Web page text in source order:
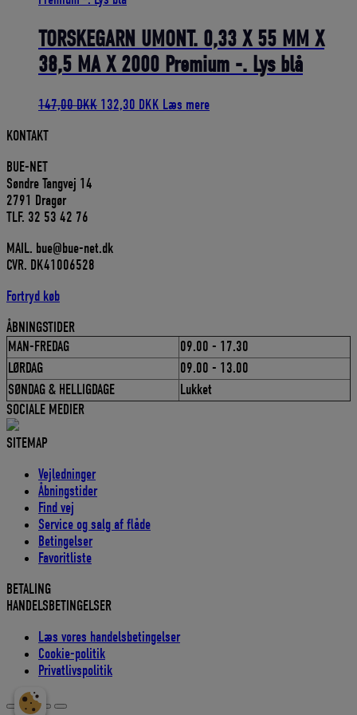
TORSKEGARN UMONT. 0,33 X 55 MM X
38,5 MA X 2000 Premium -. Lys blå
147,00DKK Den
132,30 DKK Den
Læs mere
KONTAKT
BUE-NET
Søndre Tangvej 14
2791 Dragør
TLF. 32 53 42 76
MAIL. bue@bue-net.dk
CVR. DK41006528
Fortryd køb
ÅBNINGSTIDER
MAN-FREDAG
09.00 - 17.30
LØRDAG
09.00 - 13.00
SØNDAG & HELLIGDAGE
Lukket
SOCIALE MEDIER
SITEMAP
Vejledninger
Åbningstider
Find vej
Service og salg af flåde
Betingelser
Favoritliste
BETALING
HANDELSBETINGELSER
Læs vores handelsbetingelser
Cookie-politik
Privatlivspolitik